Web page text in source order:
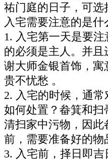
祐门庭的日子，可选
入宅需要注意的是什
1. 入宅第一天是要
的必须是主人。并
谢大师金银首饰，寓
贵不忧愁 。
2. 入宅的时候，通
如何处置？畚箕和
清扫家中污物，因此
前，需要准备好的物
3. 入宅前，择日即